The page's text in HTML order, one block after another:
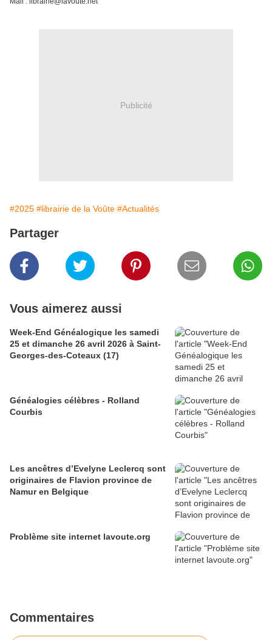
Publicité
#2025 #librairie de la Voûte #Actualités
Partager
Vous aimerez aussi
Week-End Généalogique les samedi
25 et dimanche 26 avril 2026 à Saint-
Georges-des-Coteaux (17)
Généalogies célèbres - Rolland
Courbis
Les ancêtres d’Evelyne Leclercq sont
originaires de Flavion province de
Namur en Belgique
Problème site internet lavoute.org
Commentaires